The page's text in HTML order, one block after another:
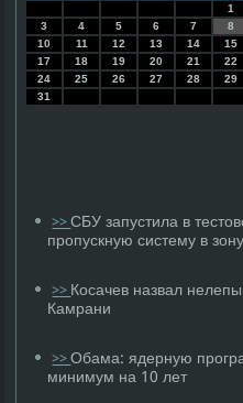
1
3
4 5 6 7 8
10
11 12 13 14 15
17
18 19 20 21 22
24
25 26 27 28 29
31
>>СБУ запустила в
пропускную систему в
>>Косачев назвал
Камрани
>>Обама: ядерную
минимум на 10 лет